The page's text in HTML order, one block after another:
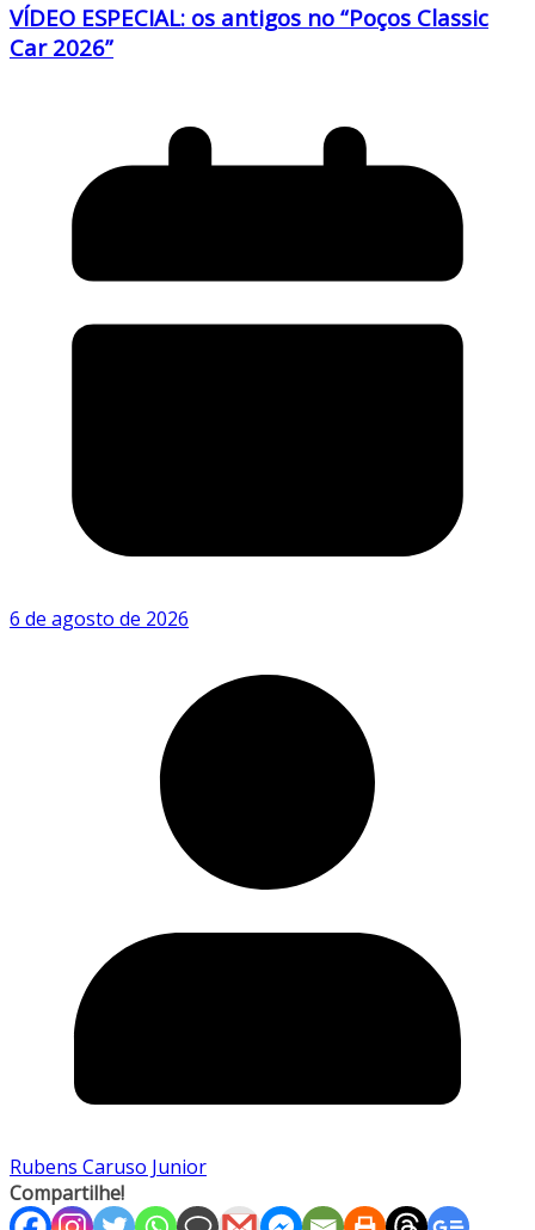
VÍDEO ESPECIAL: os antigos no “Poços Classic
Car 2026”
6 de agosto de 2026
Rubens Caruso Junior
Compartilhe!